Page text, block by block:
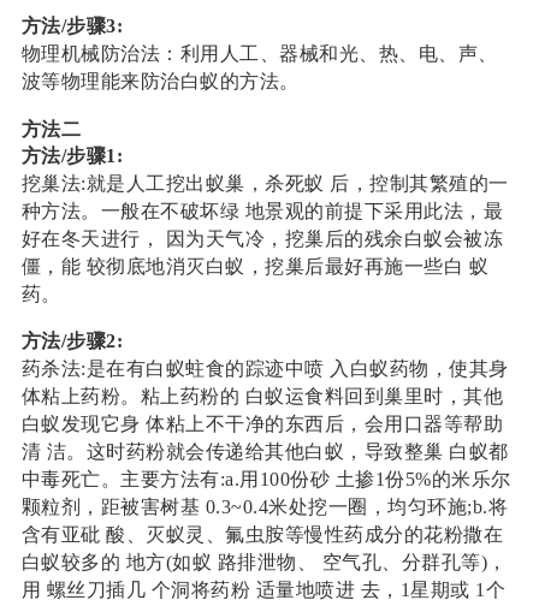
方法/步骤3:
​物理机械防治法：利用人工、器械和光、热、电、声、
波等物理能来防治白蚁的方法。
方法二
方法/步骤1:
挖巢法:就是人工挖出蚁巢，杀死蚁 后，控制其繁殖的一
种方法。一般在不破坏绿 地景观的前提下采用此法，最
好在冬天进行， 因为天气冷，挖巢后的残余白蚁会被冻
僵，能 较彻底地消灭白蚁，挖巢后最好再施一些白 蚁
药。
方法/步骤2:
药杀法:是在有白蚁蛀食的踪迹中喷 入白蚁药物，使其身
体粘上药粉。粘上药粉的 白蚁运食料回到巢里时，其他
白蚁发现它身 体粘上不干净的东西后，会用口器等帮助
清 洁。这时药粉就会传递给其他白蚁，导致整巢 白蚁都
中毒死亡。主要方法有:a.用100份砂 土掺1份5%的米乐尔
颗粒剂，距被害树基 0.3~0.4米处挖一圈，均匀环施;b.将
含有亚砒 酸、灭蚁灵、氟虫胺等慢性药成分的花粉撒在
白蚁较多的 地方(如蚁 路排泄物、 空气孔、分群孔等)，
用 螺丝刀插几 个洞将药粉 适量地喷进 去，1星期或 1个